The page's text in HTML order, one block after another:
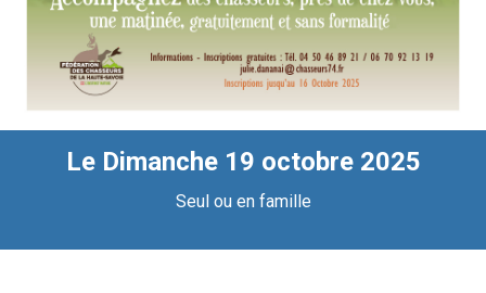
Le Dimanche 19 octobre 2025
Seul ou en famille